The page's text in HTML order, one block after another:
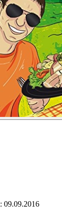
09.09.2016